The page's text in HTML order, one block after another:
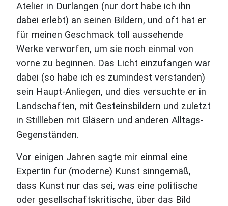
Atelier in Durlangen (nur dort habe ich ihn
dabei erlebt) an seinen Bildern, und oft hat er
für meinen Geschmack toll aussehende
Werke verworfen, um sie noch einmal von
vorne zu beginnen. Das Licht einzufangen war
dabei (so habe ich es zumindest verstanden)
sein Haupt-Anliegen, und dies versuchte er in
Landschaften, mit Gesteinsbildern und zuletzt
in Stillleben mit Gläsern und anderen Alltags-
Gegenständen.
Vor einigen Jahren sagte mir einmal eine
Expertin für (moderne) Kunst sinngemäß,
dass Kunst nur das sei, was eine politische
oder gesellschaftskritische, über das Bild